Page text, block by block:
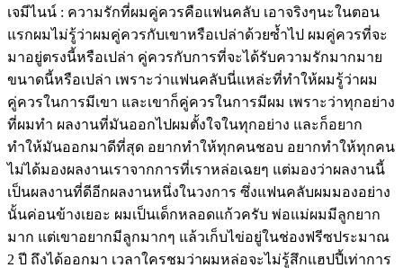
เจมีไนน์ : ความรักที่ผมคู่ควรคือแฟนคลับ เอาจริงๆนะในตอน
แรกผมไม่รู้ว่าผมคู่ควรกับเขาหรือเปล่าด้วยซ้ำไป ผมคู่ควรที่จะ
มาอยู่ตรงนี้หรือเปล่า คู่ควรกับการที่จะได้รับความรักมากมาย
ขนาดนี้หรือเปล่า เพราะว่าแฟนคลับนี่แหล่ะที่ทำให้ผมรู้ว่าผม
คู่ควรในการมีเขา และเขาก็คู่ควรในการมีผม เพราะว่าทุกอย่าง
ที่ผมทำ ผลงานที่มันออกไปผมตั้งใจในทุกอย่าง และก็อยาก
ทำให้มันออกมาดีที่สุด อยากทำให้ทุกคนชอบ อยากทำให้ทุกคน
ไม่ได้มองผลงานเราจากการที่เราหล่อเฉยๆ แต่มองว่าผลงานนี้
เป็นผลงานที่ดีอีกผลงานหนึ่งในวงการ ซึ่งแฟนคลับผมมองอย่าง
นั้นค่อนข้างเยอะ ผมเป็นเด็กหลอดแก้วครับ พ่อแม่ผมมีลูกยาก
มาก แต่เขาอยากมีลูกมากๆ แล้วเก็บไข่อยู่ในช่องฟรีซประมาณ
2 ปี ถึงได้ออกมา เวลาใครชมว่าผมหล่อจะไม่รู้สึกแฮปปี้เท่าการ